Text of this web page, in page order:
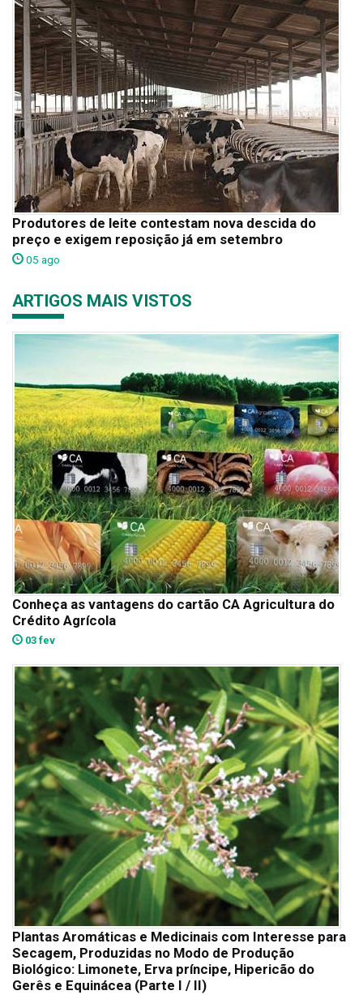
Produtores de leite contestam nova descida do
preço e exigem reposição já em setembro
05 ago
ARTIGOS MAIS VISTOS
Conheça as vantagens do cartão CA Agricultura do
Crédito Agrícola
03 fev
Plantas Aromáticas e Medicinais com Interesse para
Secagem, Produzidas no Modo de Produção
Biológico: Limonete, Erva príncipe, Hipericão do
Gerês e Equinácea (Parte I / II)